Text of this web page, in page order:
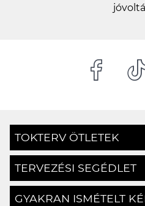
TOKTERV ÖTLETEK
TERVEZÉSI SEGÉDLET
GYAKRAN ISMÉTELT